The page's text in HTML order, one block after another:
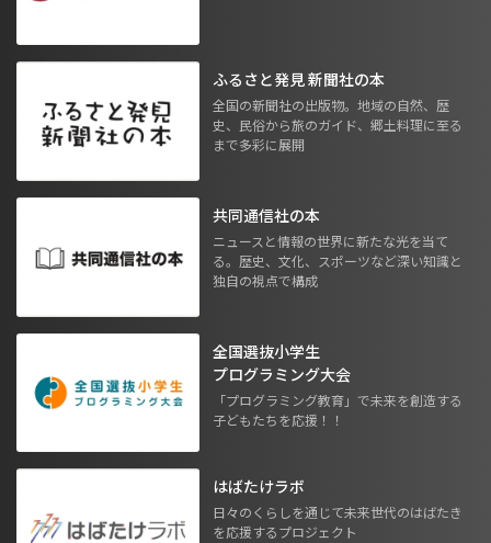
ふるさと発見 新聞社の本
全国の新聞社の出版物。地域の自然、歴
史、民俗から旅のガイド、郷土料理に至る
まで多彩に展開
共同通信社の本
ニュースと情報の世界に新たな光を当て
る。歴史、文化、スポーツなど深い知識と
独自の視点で構成
全国選抜小学生
プログラミング大会
「プログラミング教育」で未来を創造する
子どもたちを応援！！
はばたけラボ
日々のくらしを通じて未来世代のはばたき
を応援するプロジェクト